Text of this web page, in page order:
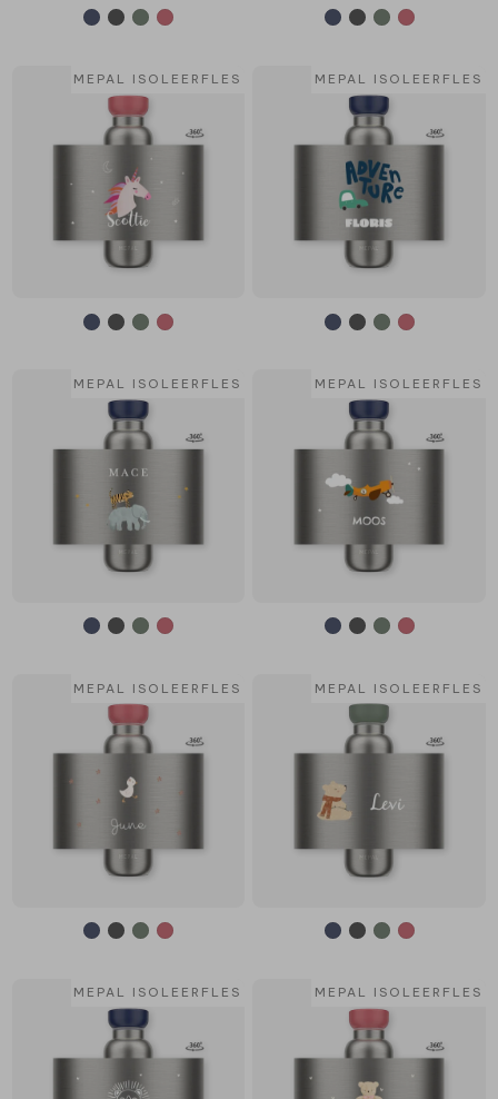
MEPAL ISOLEERFLES MEPAL ISOLEERFLES
MEPAL ISOLEERFLES MEPAL ISOLEERFLES
MEPAL ISOLEERFLES MEPAL ISOLEERFLES
MEPAL ISOLEERFLES MEPAL ISOLEERFLES